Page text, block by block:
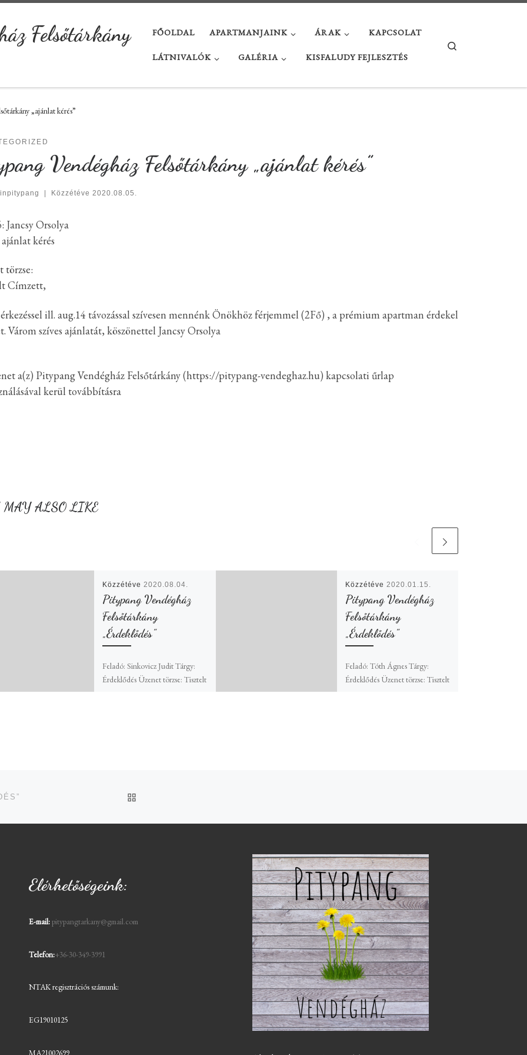
Felsőtárkány FŐOLDAL APARTMANJAINK ÁRAK KAPCSOLAT
LÁTNIVALÓK GALÉRIA KISFALUDY FEJLESZTÉS
„ajánlat kérés”
Vendégház Felsőtárkány „ajánlat kérés”
| Közzétéve 2020.08.05.
Jancsy Orsolya
kérés
törzse:
Címzett,
ill. aug.14 távozással szívesen mennénk Önökhöz férjemmel (2Fő) , a prémium apartman érdekel
Várom szíves ajánlatát, köszönettel Jancsy Orsolya
a(z) Pitypang Vendégház Felsőtárkány (https://pitypang-vendeghaz.hu) kapcsolati űrlap
kerül továbbításra
MAY ALSO LIKE
Közzétéve2020.08.04.
Pitypang Vendégház
Felsőtárkány
„Érdeklődés”
Feladó: Sinkovicz Judit Tárgy:
Érdeklődés Üzenet törzse: Tisztelt
Közzétéve 2020.01.15.
Pitypang Vendégház
Felsőtárkány
„Érdeklődés”
Feladó: Tóth Ágnes Tárgy:
Érdeklődés Üzenet törzse: Tisztelt
Elérhetőségeink:
E-mail:pitypangtarkany@gmail.com
Telefon:+36-30-349-3991
NTAK regisztrációs számunk:
EG19010125
MA21002699